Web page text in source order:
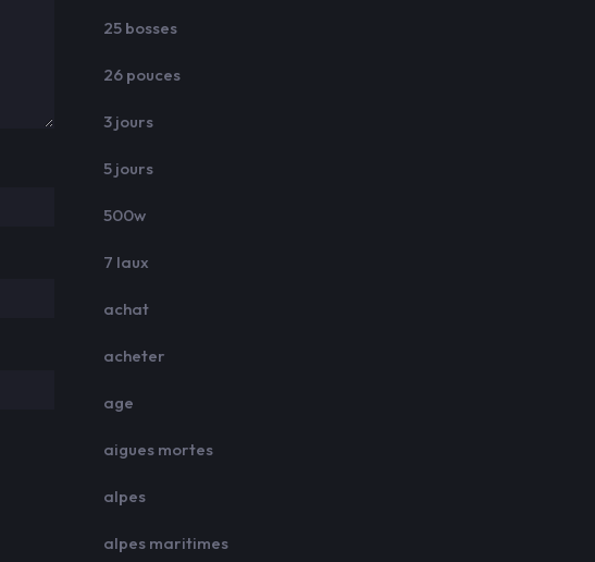
25 bosses
26 pouces
3 jours
5 jours
500w
7 laux
achat
acheter
age
aigues mortes
alpes
alpes maritimes